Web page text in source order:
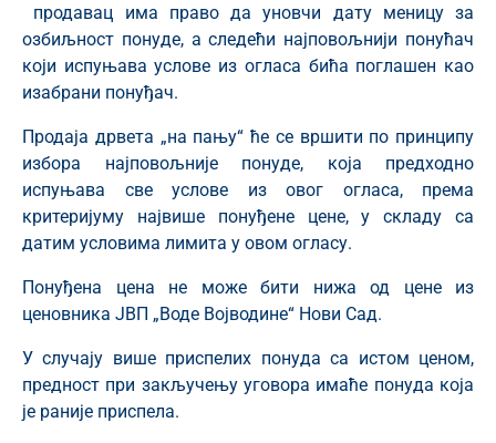
продавац има право да уновчи дату меницу за
озбиљност понуде, а следећи најповољнији понућач
који испуњава услове из огласа бића поглашен као
изабрани понуђач.
Продаја дрвета „на пању“ ће се вршити по принципу
избора најповољније понуде, која предходно
испуњава све услове из овог огласа, према
критеријуму највише понуђене цене, у складу са
датим условима лимита у овом огласу.
Понуђена цена не може бити нижа од цене из
ценовника ЈВП „Воде Војводине“ Нови Сад.
У случају више приспелих понуда са истом ценом,
предност при закључењу уговора имаће понуда која
је раније приспела.